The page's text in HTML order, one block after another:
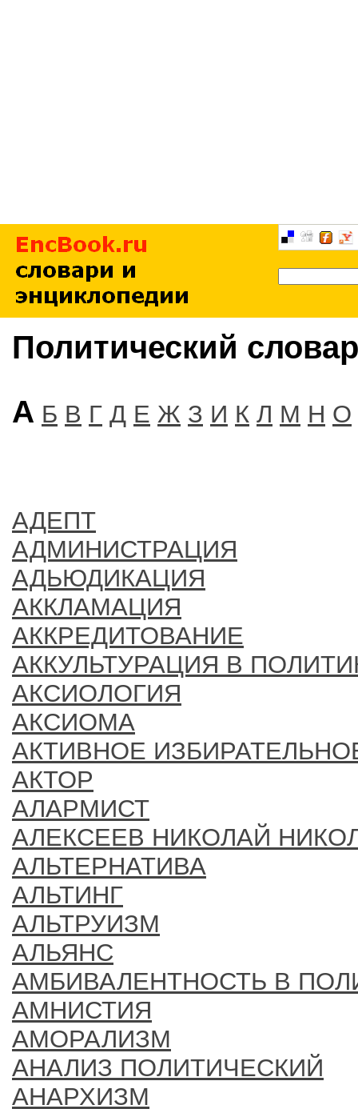
Политический
А Б В Г Д Е Ж З И К Л М Н О
АДЕПТ
АДМИНИСТРАЦИЯ
АДЬЮДИКАЦИЯ
АККЛАМАЦИЯ
АККРЕДИТОВАНИЕ
АККУЛЬТУРАЦИЯ В
АКСИОЛОГИЯ
АКСИОМА
АКТИВНОЕ
АКТОР
АЛАРМИСТ
АЛЕКСЕЕВ НИКОЛАЙ
АЛЬТЕРНАТИВА
АЛЬТИНГ
АЛЬТРУИЗМ
АЛЬЯНС
АМБИВАЛЕНТНОСТЬ В
АМНИСТИЯ
АМОРАЛИЗМ
АНАЛИЗ ПОЛИТИЧЕСКИЙ
АНАРХИЗМ